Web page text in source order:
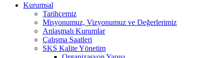
Kurumsal
Tarihçemiz
Misyonumuz, Vizyonumuz ve Değerlerimiz
Anlaşmalı Kurumlar
Çalışma Saatleri
SKS Kalite Yönetim